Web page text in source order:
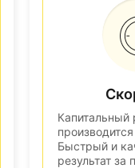
Быстрый и
результат за